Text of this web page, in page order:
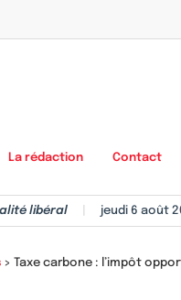
La rédaction Contact
libéral jeudi 6 août
> Taxe carbone : l’impôt